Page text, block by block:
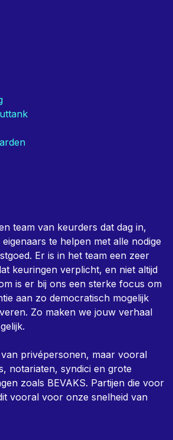
team van keurders dat dag in,
te helpen met alle nodige
Er is in het team een zeer
keuringen verplicht, en niet altijd
is er bij ons een sterke focus om
aan zo democratisch mogelijk
Zo maken we jouw verhaal
privépersonen, maar vooral
notariaten, syndici en grote
zoals BEVAKS. Partijen die voor
vooral voor onze snelheid van